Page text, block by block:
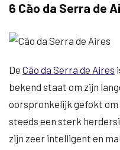
6 Cão da Serra de
De Cão da Serra de Aires
bekend staat om zijn
oorspronkelijk gefokt om
steeds een sterk
zijn zeer intelligent en